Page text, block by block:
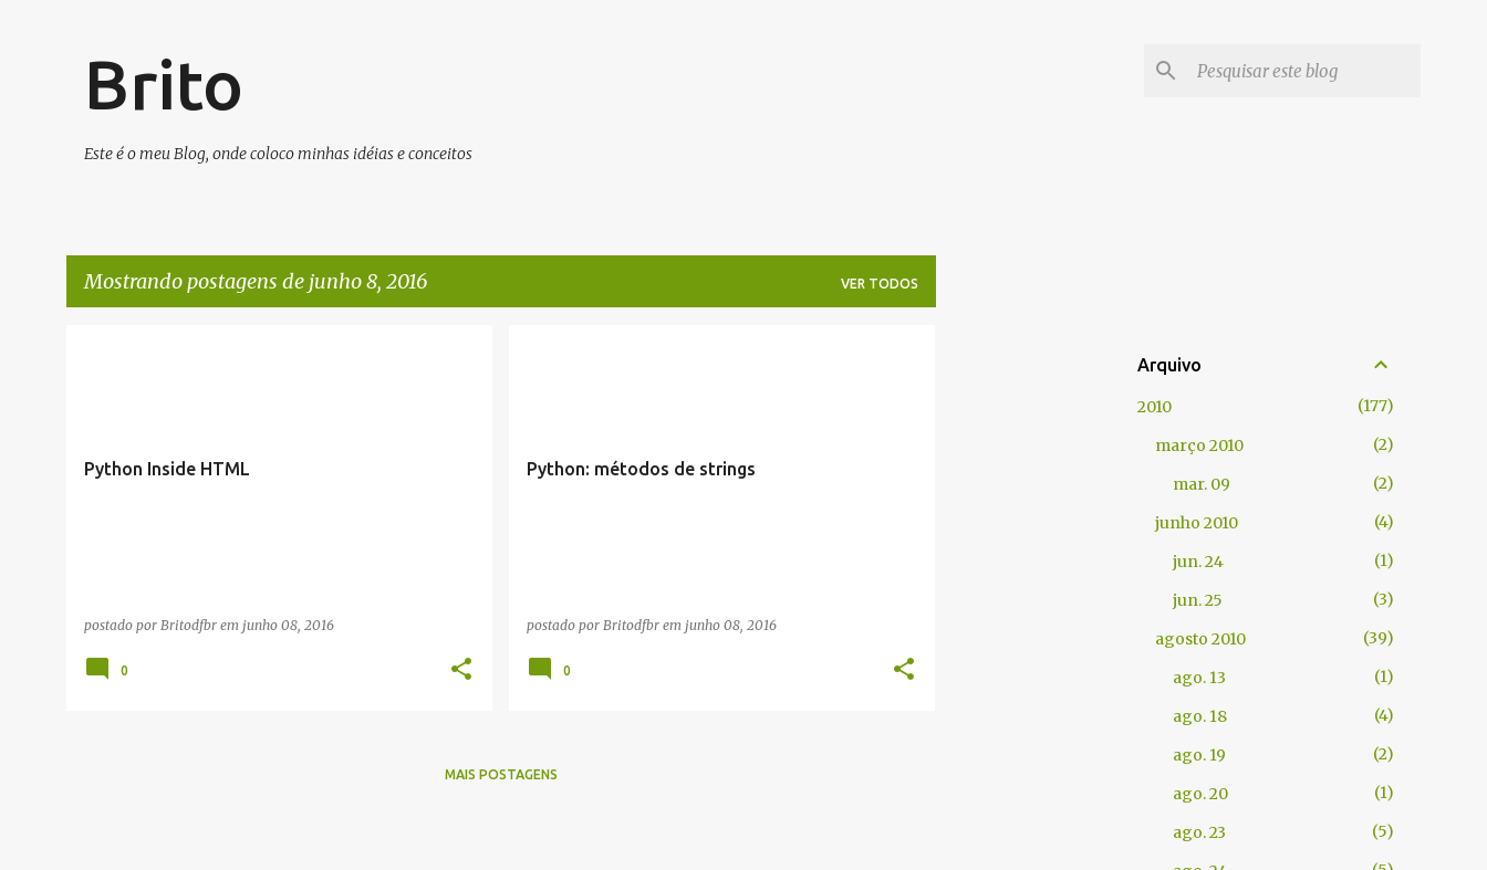
Brito
Este é o meu Blog, onde coloco minhas idéias e conceitos
Mostrando postagens de junho 8, 2016 VER TODOS
Python Inside HTML
postado por Britodfbr em junho 08, 2016
0
Python: métodos de strings
postado por Britodfbr em junho 08, 2016
0
MAIS POSTAGENS
Arquivo
2010
177
março 2010
2
mar. 09
2
junho 2010
4
jun. 24
1
jun. 25
3
agosto 2010
39
ago. 13
1
ago. 18
4
ago. 19
2
ago. 20
1
ago. 23
5